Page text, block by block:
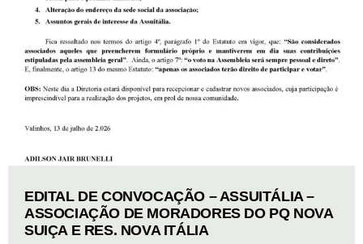
EDITAL DE CONVOCAÇÃO – ASSUITÁLIA –
ASSOCIAÇÃO DE MORADORES DO PQ NOVA
SUIÇA E RES. NOVA ITÁLIA